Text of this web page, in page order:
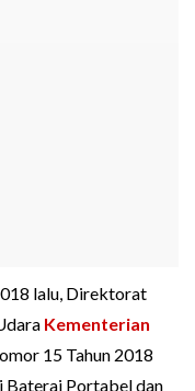
lalu, Direktorat
Kementerian
15 Tahun 2018
Baterai Portabel dan